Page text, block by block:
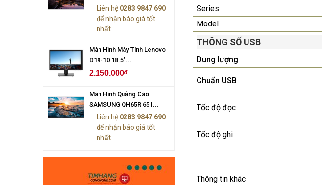
Liên hệ 0283 9847 690
để nhận báo giá tốt
nhất
Màn Hình Máy Tính Lenovo
D19-10 18.5"...
2.150.000₫
Màn Hình Quảng Cáo
SAMSUNG QH65R 65 I...
Liên hệ 0283 9847 690
để nhận báo giá tốt
nhất
Series
Model
THÔNG SỐ USB
Dung lượng
Chuẩn USB
Tốc độ đọc
Tốc độ ghi
Thông tin khác